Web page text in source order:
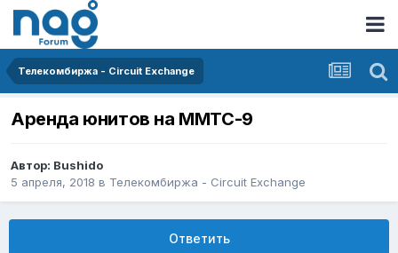
Телекомбиржа - Circuit Exchange
Аренда юнитов на ММТС-9
Автор: Bushido
5 апреля, 2018 в Телекомбиржа - Circuit Exchange
Ответить